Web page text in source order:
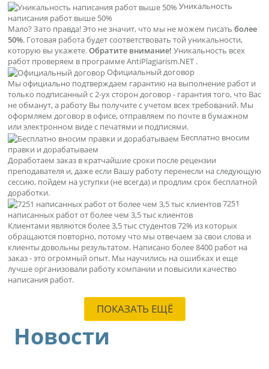
Уникальность
написания работ выше 50%
Мало? Зато правда! Это не значит, что мы не можем писать более
50%. Готовая работа будет соответствовать той уникальности,
которую вы укажете.Обратите внимание! Уникальность всех
работ проверяем в программе AntiPlagiarism.NET .
Официальный договор
Мы официально подтверждаем гарантию на выполнение работ и
только подписанный с 2-ух сторон договор - гарантия того, что Вас
не обманут, а работу Вы получите с учетом всех требований. Мы
оформляем договор в офисе, отправляем по почте в бумажном
или электронном виде с печатями и подписями.
Бесплатно вносим
правки и дорабатываем
Доработаем заказ в кратчайшие сроки после рецензии
преподавателя и, даже если Вашу работу перенесли на следующую
сессию, пойдем на уступки (не всегда) и продлим срок бесплатной
доработки.
7251
написанных работ от более чем 3,5 тыс клиентов
Клиентами являются более 3,5 тыс студентов 72% из которых
обращаются повторно, потому что мы отвечаем за свои слова и
клиенты довольны результатом. Написано более 8400 работ на
заказ - это огромный опыт. Мы научились на ошибках и еще
лучше организовали работу компании и повысили качество
написания работ.
ПОКАЗАТЬ ЕЩЁ
Новости